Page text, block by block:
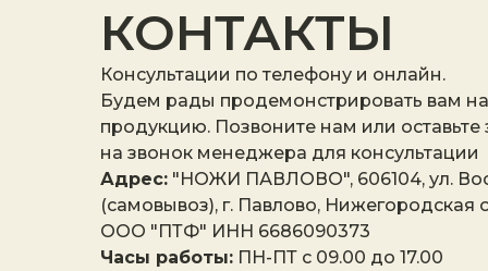
КОНТАКТЫ
Консультации по телефону и онлайн.
Будем рады продемонстрировать вам
продукцию. Позвоните нам или оставьте
на звонок менеджера для консультации
Адрес: "НОЖИ ПАВЛОВО", 606104, ул.
(самовывоз), г. Павлово, Нижегородская
ООО "ПТФ" ИНН 6686090373
Часы работы: ПН-ПТ с 09.00 до 17.00